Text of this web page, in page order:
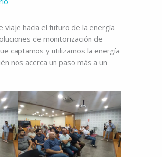
viaje hacia el futuro de la energía
de monitorización de
captamos y utilizamos la energía
nos acerca un paso más a un